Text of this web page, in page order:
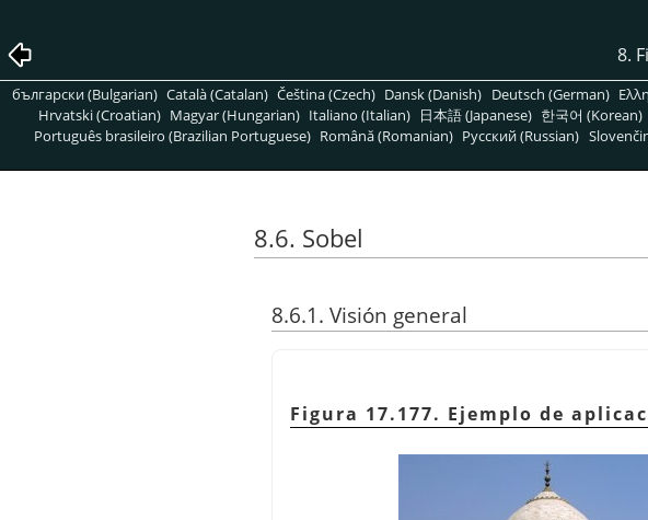
8.
български (Bulgarian) Català (Catalan) Čeština (Czech) Dansk (Danish) Deutsch (German)
Hrvatski (Croatian) Magyar (Hungarian) Italiano (Italian) 日本語 (Japanese) 한국어 (Korean)
Português brasileiro (Brazilian Portuguese) Română (Romanian) Pусский (Russian)
8.6. Sobel
8.6.1. Visión general
Figura 17.177. Ejemplo de